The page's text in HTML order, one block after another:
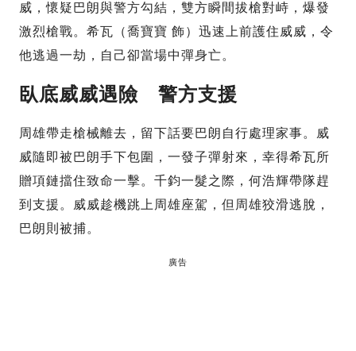
威，懷疑巴朗與警方勾結，雙方瞬間拔槍對峙，爆發
激烈槍戰。希瓦（喬寶寶 飾）迅速上前護住威威，令
他逃過一劫，自己卻當場中彈身亡。
臥底威威遇險 警方支援
周雄帶走槍械離去，留下話要巴朗自行處理家事。威
威隨即被巴朗手下包圍，一發子彈射來，幸得希瓦所
贈項鏈擋住致命一擊。千鈞一髮之際，何浩輝帶隊趕
到支援。威威趁機跳上周雄座駕，但周雄狡滑逃脫，
巴朗則被捕。
廣告